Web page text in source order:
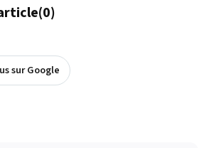
(0)
sur Google